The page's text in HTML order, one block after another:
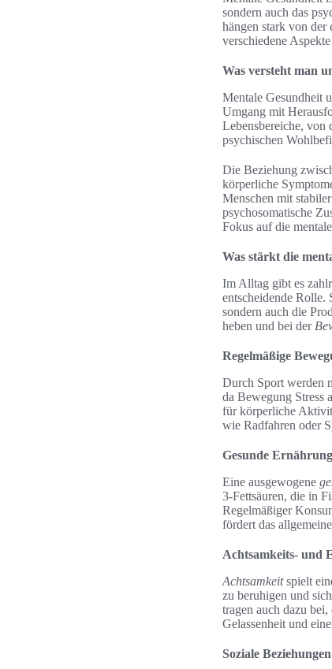
sondern auch das
hängen stark von der
verschiedene
Was versteht man
Mentale Gesundheit
Umgang mit
Lebensbereiche, von
psychischen
Die Beziehung
körperliche
Menschen mit
psychosomatische
Fokus auf die
Was stärkt die
Im Alltag gibt es
entscheidende Rolle.
sondern auch die
heben und bei der
Regelmäßige
Durch Sport werden
da Bewegung Stress
für körperliche
wie Radfahren oder
Gesunde Ernährung
Eine ausgewogene
3-Fettsäuren, die in
Regelmäßiger
fördert das
Achtsamkeits- und
Achtsamkeitspielt
zu beruhigen und
tragen auch dazu
Gelassenheit und
Soziale